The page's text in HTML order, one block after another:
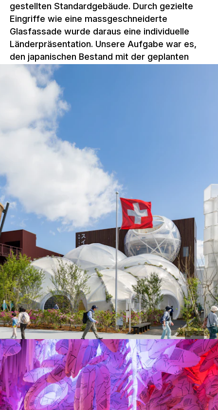
gestellten Standardgebäude. Durch gezielte
Eingriffe wie eine massgeschneiderte
Glasfassade wurde daraus eine individuelle
Länderpräsentation. Unsere Aufgabe war es,
den japanischen Bestand mit der geplanten
Konstruktion zusammenzubringen.